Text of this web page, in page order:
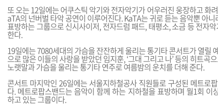
또 오는 12일에는 어쿠스틱 악기와 전자악기가 어우러진 웅장하고 화
aTA의 넌버벌 타악 공연이 이루어진다. KaTA는 귀로 듣는 음악뿐 아
표방하는 그룹으로 신시사이저, 전자드럼 패드, 태평소, 소금 등 전자
한다.
19일에는 7080세대의 가슴을 잔잔하게 울리는 통기타 콘서트가 열릴
으로 많은 이들의 사랑을 받았던 임지훈, ‘그대 그리고 나’ 등의 히트곡
노랫말과 가슴을 울리는 통기타 연주로 여름밤의 운치를 더해 준다.
콘서트 마지막인 26일에는 서울지하철공사 직원들로 구성된 메트로
다. 메트로팝스밴드는 음악이 함께 하는 지하철을 표방하며 월1회 이
하고 있는 그룹이다.